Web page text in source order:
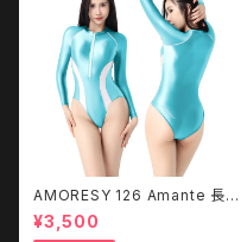
AMORESY 126 Amante 長袖
水着（フロントジップ）
¥3,500